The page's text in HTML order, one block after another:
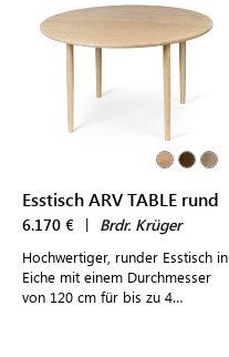
Esstisch ARV TABLE rund
6.170 € | Brdr. Krüger
Hochwertiger, runder Esstisch in
Eiche mit einem Durchmesser
von 120 cm für bis zu 4